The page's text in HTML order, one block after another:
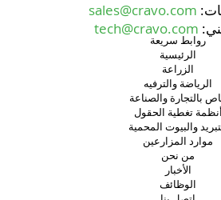
sales@cravo.com
tech@cravo.com
روابط سريعة
الرئيسية
الزراعة
الرياضة والترفيه
بالتجارة والصناعة
أنظمة تغطية الحقول
والبيوت المحمية
موارد المزارعين
من نحن
الأخبار
الوظائف